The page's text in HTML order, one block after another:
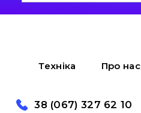
Техніка Про нас
38 (067) 327 62 10